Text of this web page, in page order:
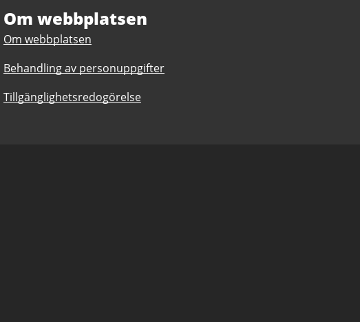
Om webbplatsen
Om webbplatsen
Behandling av personuppgifter
Tillgänglighetsredogörelse